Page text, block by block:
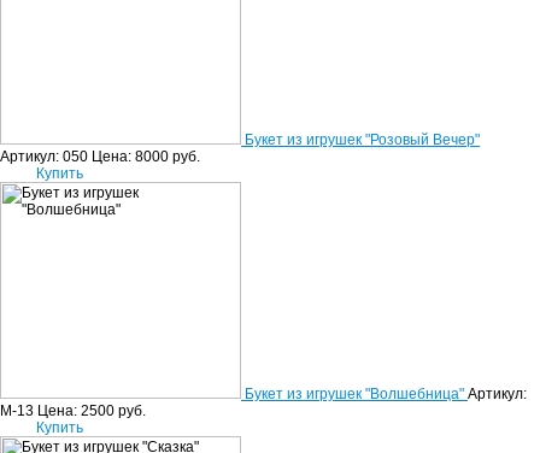
Букет из игрушек "Розовый Вечер"
Артикул: 050 Цена: 8000 руб.
Купить
Букет из игрушек "Волшебница" Артикул:
М-13 Цена: 2500 руб.
Купить